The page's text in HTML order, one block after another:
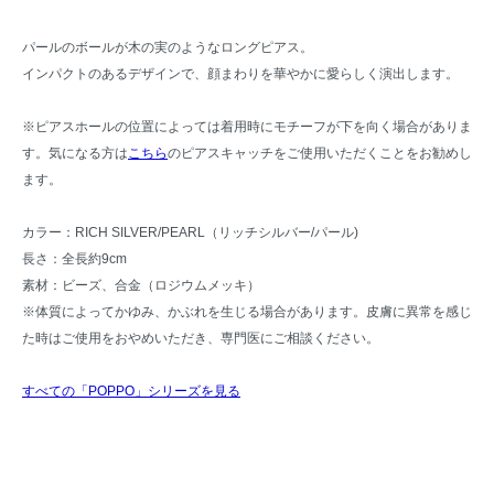
パールのボールが木の実のようなロングピアス。
インパクトのあるデザインで、顔まわりを華やかに愛らしく演出します。
※ピアスホールの位置によっては着用時にモチーフが下を向く場合がありま
す。気になる方はこちらのピアスキャッチをご使用いただくことをお勧めし
ます。
カラー：RICH SILVER/PEARL（リッチシルバー/パール)
長さ：全長約9cm
素材：ビーズ、合金（ロジウムメッキ）
※体質によってかゆみ、かぶれを生じる場合があります。皮膚に異常を感じ
た時はご使用をおやめいただき、専門医にご相談ください。
すべての「POPPO」シリーズを見る